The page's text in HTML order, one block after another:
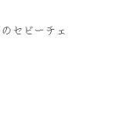
セビーチェ